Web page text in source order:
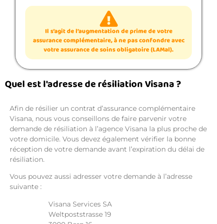
Il s’agit de l’augmentation de prime de votre
assurance complémentaire, à ne pas confondre avec
votre assurance de soins obligatoire (LAMal).
Quel est l'adresse de résiliation Visana ?
Afin de résilier un contrat d’assurance complémentaire
Visana, nous vous conseillons de faire parvenir votre
demande de résiliation à l’agence Visana la plus proche de
votre domicile. Vous devez également vérifier la bonne
réception de votre demande avant l’expiration du délai de
résiliation.
Vous pouvez aussi adresser votre demande à l’adresse
suivante :
Visana Services SA
Weltpoststrasse 19